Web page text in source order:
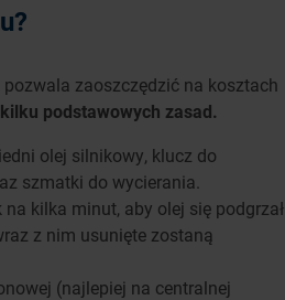
zaoszczędzić na kosztach
podstawowych zasad.
olej silnikowy, klucz do
szmatki do wycierania.
kilka minut, aby olej się podgrzał
z nim usunięte zostaną
(najlepiej na centralnej